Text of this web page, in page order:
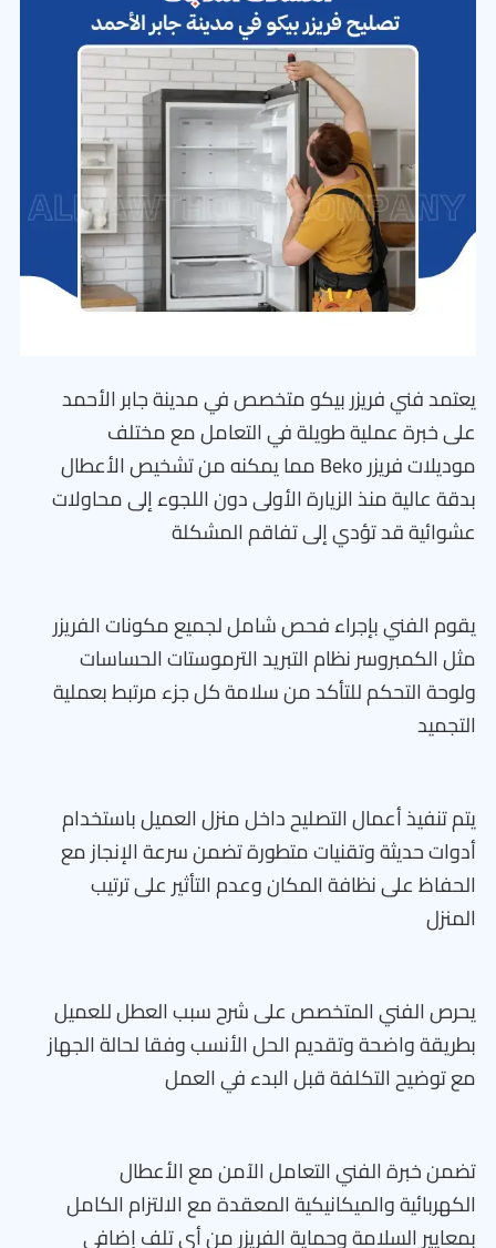
يعتمد فني فريزر بيكو متخصص في مدينة جابر الأحمد
على خبرة عملية طويلة في التعامل مع مختلف
موديلات فريزر Beko مما يمكنه من تشخيص الأعطال
بدقة عالية منذ الزيارة الأولى دون اللجوء إلى محاولات
عشوائية قد تؤدي إلى تفاقم المشكلة
يقوم الفني بإجراء فحص شامل لجميع مكونات الفريزر
مثل الكمبروسر نظام التبريد الترموستات الحساسات
ولوحة التحكم للتأكد من سلامة كل جزء مرتبط بعملية
التجميد
يتم تنفيذ أعمال التصليح داخل منزل العميل باستخدام
أدوات حديثة وتقنيات متطورة تضمن سرعة الإنجاز مع
الحفاظ على نظافة المكان وعدم التأثير على ترتيب
المنزل
يحرص الفني المتخصص على شرح سبب العطل للعميل
بطريقة واضحة وتقديم الحل الأنسب وفقا لحالة الجهاز
مع توضيح التكلفة قبل البدء في العمل
تضمن خبرة الفني التعامل الآمن مع الأعطال
الكهربائية والميكانيكية المعقدة مع الالتزام الكامل
بمعايير السلامة وحماية الفريزر من أي تلف إضافي